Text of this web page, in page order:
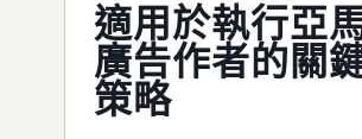
適用於執行亞
廣告作者的關
策略